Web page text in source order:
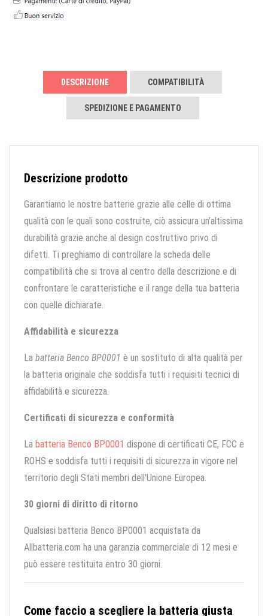
DESCRIZIONE COMPATIBILITÀ
SPEDIZIONE E PAGAMENTO
Descrizione prodotto
Garantiamo le nostre batterie grazie alle celle di ottima
qualità con le quali sono costruite, ciò assicura un’altissima
durabilità grazie anche al design costruttivo privo di
difetti. Ti preghiamo di controllare la scheda delle
compatibilità che si trova al centro della descrizione e di
confrontare le caratteristiche e il range della tua batteria
con quelle dichiarate.
Affidabilità e sicurezza
La batteria Benco BP0001 è un sostituto di alta qualità per
la batteria originale che soddisfa tutti i requisiti tecnici di
affidabilità e sicurezza.
Certificati di sicurezza e conformità
La batteria Benco BP0001 dispone di certificati CE, FCC e
ROHS e soddisfa tutti i requisiti di sicurezza in vigore nel
territorio degli Stati membri dell'Unione Europea.
30 giorni di diritto di ritorno
Qualsiasi batteria Benco BP0001 acquistata da
Allbatteria.com ha una garanzia commerciale di 12 mesi e
può essere restituita entro 30 giorni.
Come faccio a scegliere la batteria giusta